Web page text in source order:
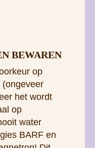
BEWAREN
op
(ongeveer
het wordt
op
water
BARF en